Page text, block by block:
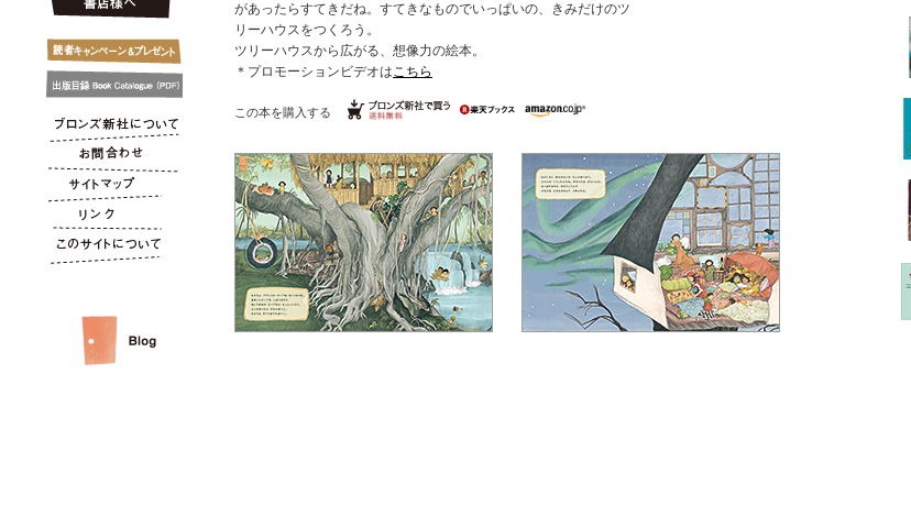
があったらすてきだね。すてきなものでいっぱいの、きみだけのツ
リーハウスをつくろう。
ツリーハウスから広がる、想像力の絵本。
＊プロモーションビデオはこちら
この本を購入する